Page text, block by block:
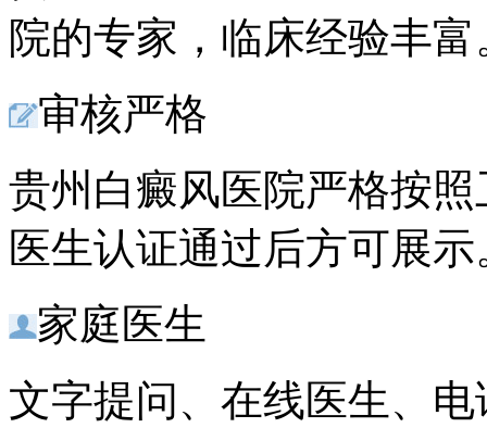
院的专家，临床经验丰富
审核严格
贵州白癜风医院严格按
医生认证通过后方可展示
家庭医生
文字提问、在线医生、